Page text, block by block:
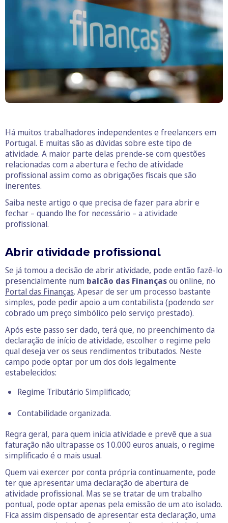
Há muitos trabalhadores independentes e freelancers em
Portugal. E muitas são as dúvidas sobre este tipo de
atividade. A maior parte delas prende-se com questões
relacionadas com a abertura e fecho de atividade
profissional assim como as obrigações fiscais que são
inerentes.
Saiba neste artigo o que precisa de fazer para abrir e
fechar – quando lhe for necessário – a atividade
profissional.
Abrir atividade profissional
Se já tomou a decisão de abrir atividade, pode então fazê-lo
presencialmente num balcão das Finançasou online, no
Portal das Finanças. Apesar de ser um processo bastante
simples, pode pedir apoio a um contabilista (podendo ser
cobrado um preço simbólico pelo serviço prestado).
Após este passo ser dado, terá que, no preenchimento da
declaração de início de atividade, escolher o regime pelo
qual deseja ver os seus rendimentos tributados. Neste
campo pode optar por um dos dois legalmente
estabelecidos:
Regime Tributário Simplificado;
Contabilidade organizada.
Regra geral, para quem inicia atividade e prevê que a sua
faturação não ultrapasse os 10.000 euros anuais, o regime
simplificado é o mais usual.
Quem vai exercer por conta própria continuamente, pode
ter que apresentar uma declaração de abertura de
atividade profissional. Mas se se tratar de um trabalho
pontual, pode optar apenas pela emissão de um ato isolado.
Fica assim dispensado de apresentar esta declaração, uma